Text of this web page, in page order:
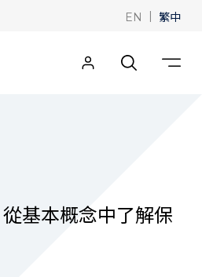
EN | 繁中
基本概念中了解保